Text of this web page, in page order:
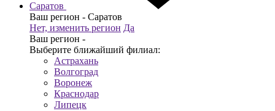
Саратов
Ваш регион - Саратов
Нет, изменить регион Да
Ваш регион -
Выберите ближайший филиал:
Астрахань
Волгоград
Воронеж
Краснодар
Липецк